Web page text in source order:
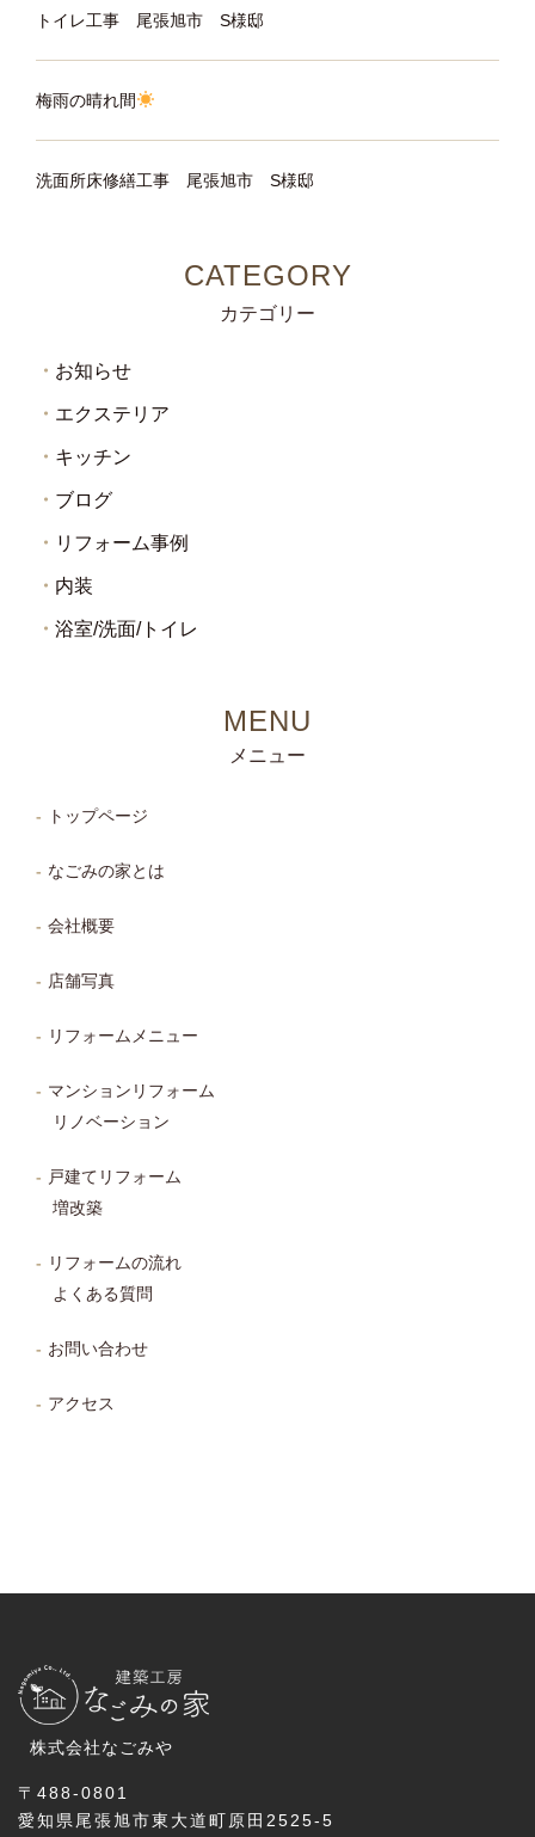
トイレ工事 尾張旭市 S様邸
梅雨の晴れ間
洗面所床修繕工事 尾張旭市 S様邸
カテゴリー
お知らせ
エクステリア
キッチン
ブログ
リフォーム事例
内装
浴室/洗面/トイレ
メニュー
トップページ
なごみの家とは
会社概要
店舗写真
リフォームメニュー
マンションリフォーム
リノベーション
戸建てリフォーム
増改築
リフォームの流れ
よくある質問
お問い合わせ
アクセス
株式会社なごみや
〒488-0801
愛知県尾張旭市東大道町原田2525-5